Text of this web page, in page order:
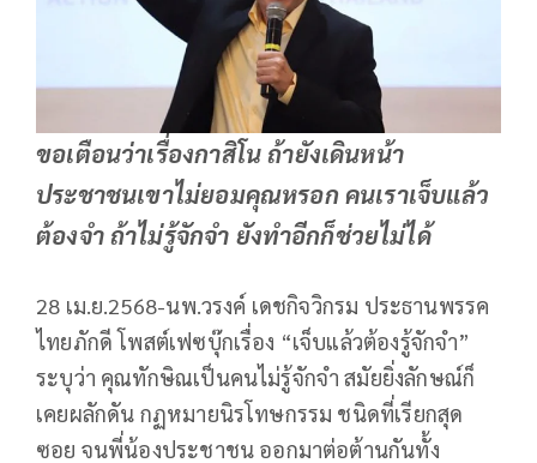
ขอเตือนว่าเรื่องกาสิโน ถ้ายังเดินหน้า
ประชาชนเขาไม่ยอมคุณหรอก คนเราเจ็บแล้ว
ต้องจำ ถ้าไม่รู้จักจำ ยังทำอีกก็ช่วยไม่ได้
28 เม.ย.2568-นพ.วรงค์ เดชกิจวิกรม ประธานพรรค
ไทยภักดี โพสต์เฟซบุ๊กเรื่อง “เจ็บแล้วต้องรู้จักจำ”
ระบุว่า คุณทักษิณเป็นคนไม่รู้จักจำ สมัยยิ่งลักษณ์ก็
เคยผลักดัน กฏหมายนิรโทษกรรม ชนิดที่เรียกสุด
ซอย จนพี่น้องประชาชน ออกมาต่อต้านกันทั้ง